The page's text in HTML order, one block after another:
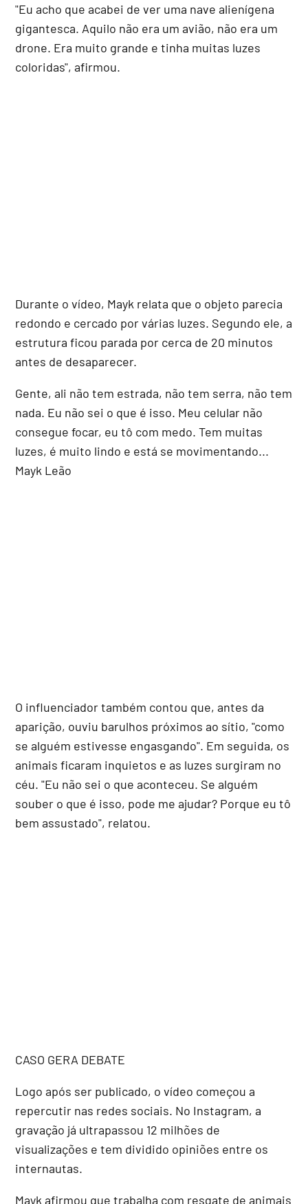
"Eu acho que acabei de ver uma nave alienígena
gigantesca. Aquilo não era um avião, não era um
drone. Era muito grande e tinha muitas luzes
coloridas", afirmou.
Durante o vídeo, Mayk relata que o objeto parecia
redondo e cercado por várias luzes. Segundo ele, a
estrutura ficou parada por cerca de 20 minutos
antes de desaparecer.
Gente, ali não tem estrada, não tem serra, não tem
nada. Eu não sei o que é isso. Meu celular não
consegue focar, eu tô com medo. Tem muitas
luzes, é muito lindo e está se movimentando...
Mayk Leão
O influenciador também contou que, antes da
aparição, ouviu barulhos próximos ao sítio, "como
se alguém estivesse engasgando". Em seguida, os
animais ficaram inquietos e as luzes surgiram no
céu. "Eu não sei o que aconteceu. Se alguém
souber o que é isso, pode me ajudar? Porque eu tô
bem assustado", relatou.
CASO GERA DEBATE
Logo após ser publicado, o vídeo começou a
repercutir nas redes sociais. No Instagram, a
gravação já ultrapassou 12 milhões de
visualizações e tem dividido opiniões entre os
internautas.
Mayk afirmou que trabalha com resgate de animais